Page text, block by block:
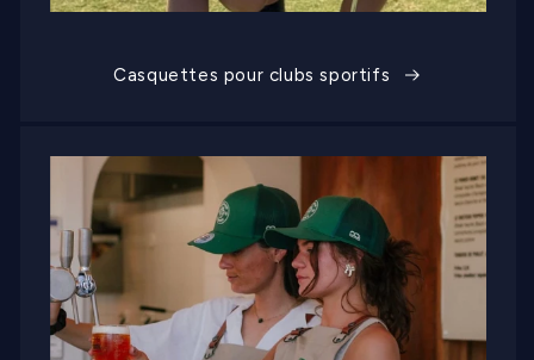
Casquettes pour clubs sportifs